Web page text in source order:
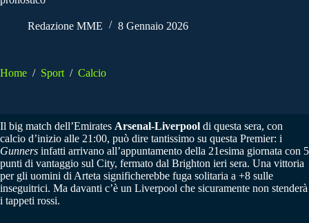
Redazione MME 8 Gennaio 2026
Home / Sport / Calcio
Il big match dell’Emirates Arsenal-Liverpool di questa sera, con
calcio d’inizio alle 21:00, può dire tantissimo su questa Premier: i
Gunners infatti arrivano all’appuntamento della 21esima giornata con 5
punti di vantaggio sul City, fermato dal Brighton ieri sera. Una vittoria
per gli uomini di Arteta significherebbe fuga solitaria a +8 sulle
inseguitrici. Ma davanti c’è un Liverpool che sicuramente non stenderà
i tappeti rossi.